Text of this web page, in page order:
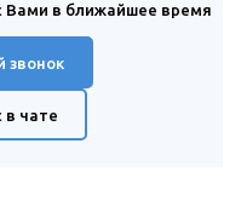
Вами в ближайшее время
звонок
в чате